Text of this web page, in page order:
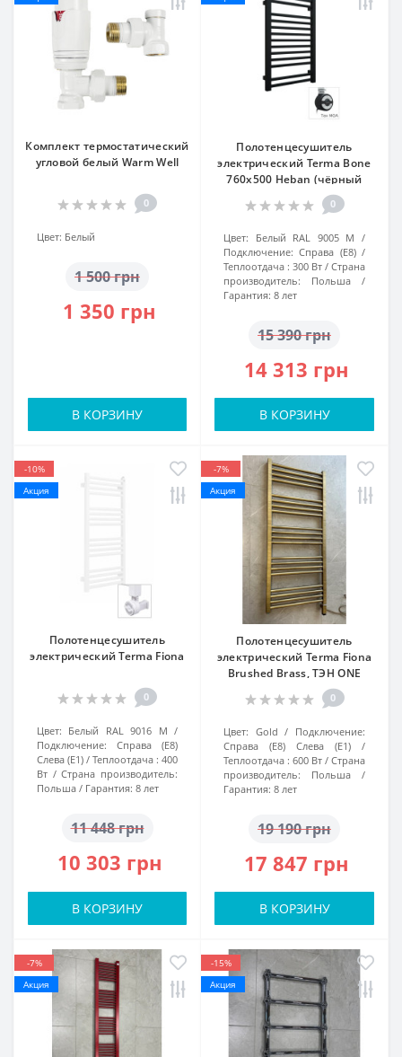
Комплект термостатический
угловой белый Warm Well
0
Цвет: Белый
1 500 грн
1 350 грн
В КОРЗИНУ
Полотенцесушитель
электрический Terma Bone
760x500 Heban (чёрный
структурный), ТЭН MOA
справа
0
Цвет:
Белый RAL 9005 M
Подключение: Справа (Е8)
Теплоотдача : 300 Вт
Страна
производитель:
Польша
Гарантия: 8 лет
15 390 грн
14 313 грн
В КОРЗИНУ
-10%
Акция
Полотенцесушитель
электрический Terma Fiona
0
Цвет: Белый RAL 9016 M
Подключение:
Справа (Е8)
Слева (Е1)
Теплоотдача : 400
Вт
Страна производитель:
Польша
Гарантия: 8 лет
11 448 грн
10 303 грн
В КОРЗИНУ
-7%
Акция
Полотенцесушитель
электрический Terma Fiona
Brushed Brass, ТЭН ONE
0
Цвет: Gold
Подключение:
Справа (E8) Слева (E1)
Теплоотдача : 600 Вт
Страна
производитель:
Польша
Гарантия: 8 лет
19 190 грн
17 847 грн
В КОРЗИНУ
-7%
Акция
-15%
Акция